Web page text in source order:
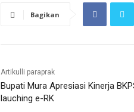
Bagikan
Artikulli paraprak
Bupati Mura Apresiasi Kinerja
lauching e-RK